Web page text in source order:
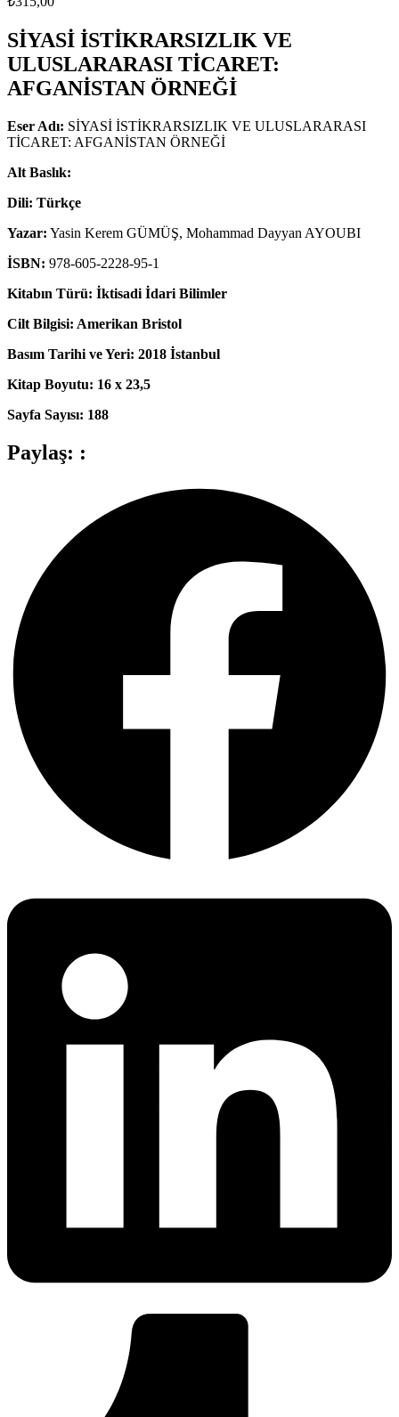
SİYASİ İSTİKRARSIZLIK VE
ULUSLARARASI TİCARET:
AFGANİSTAN ÖRNEĞİ
Eser Adı: SİYASİ İSTİKRARSIZLIK VE ULUSLARARASI
TİCARET: AFGANİSTAN ÖRNEĞİ
Alt Baslık:
Dili: Türkçe
Yazar: Yasin Kerem GÜMÜŞ, Mohammad Dayyan AYOUBI
İSBN: 978-605-2228-95-1
Kitabın Türü: İktisadi İdari Bilimler
Cilt Bilgisi: Amerikan Bristol
Basım Tarihi ve Yeri: 2018 İstanbul
Kitap Boyutu: 16 x 23,5
Sayfa Sayısı: 188
Paylaş: :